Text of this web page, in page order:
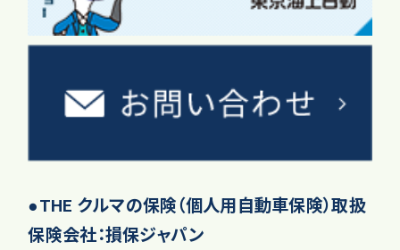
●THE クルマの保険（個人用自動車保険）取扱
保険会社：損保ジャパン